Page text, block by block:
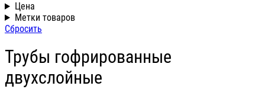
Цена
Метки товаров
Сбросить
Трубы гофрированные
двухслойные